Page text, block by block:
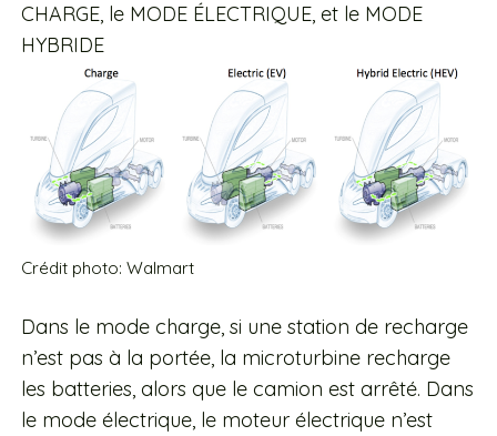
CHARGE, le MODE ÉLECTRIQUE, et le MODE
HYBRIDE
Crédit photo: Walmart
Dans le mode charge, si une station de recharge
n’est pas à la portée, la microturbine recharge
les batteries, alors que le camion est arrêté. Dans
le mode électrique, le moteur électrique n’est